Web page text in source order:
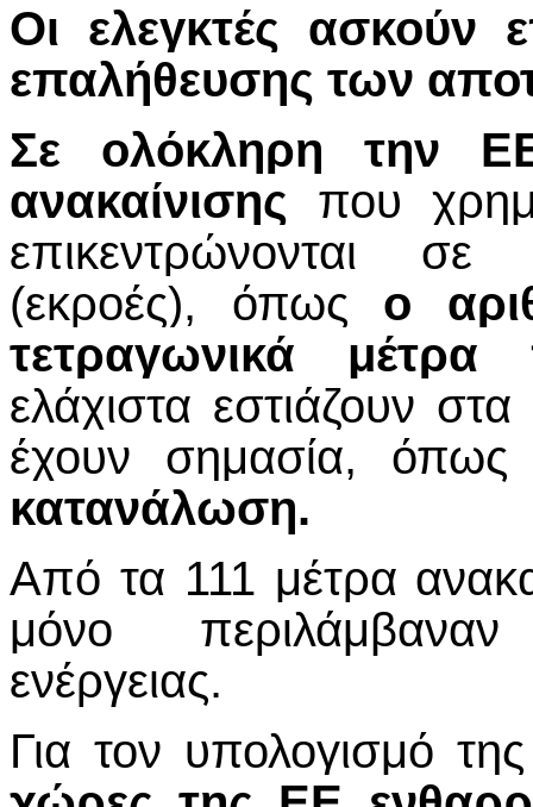
Οι ελεγκτές ασκούν
επαλήθευσης των
Σε ολόκληρη την
ανακαίνισης που
επικεντρώνονται σε
(εκροές), όπως ο
τετραγωνικά μέτρα
ελάχιστα εστιάζουν
έχουν σημασία,
κατανάλωση.
Από τα 111 μέτρα
μόνο
ενέργειας.
Για τον υπολογισμό